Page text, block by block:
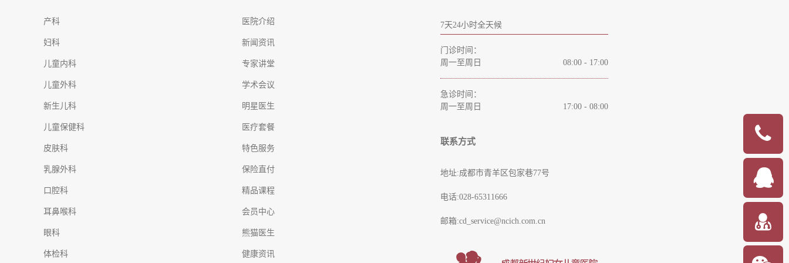
产科
妇科
儿童内科
儿童外科
新生儿科
儿童保健科
皮肤科
乳腺外科
口腔科
耳鼻喉科
眼科
体检科
医院介绍
新闻资讯
专家讲堂
学术会议
明星医生
医疗套餐
特色服务
保险直付
精品课程
会员中心
熊猫医生
健康资讯
7天24小时全天候
门诊时间：
周一至周日
08:00 - 17:00
急诊时间：
周一至周日
17:00 - 08:00
联系方式
地址:成都市青羊区包家巷77号
电话:028-65311666
邮箱:cd_service@ncich.com.cn